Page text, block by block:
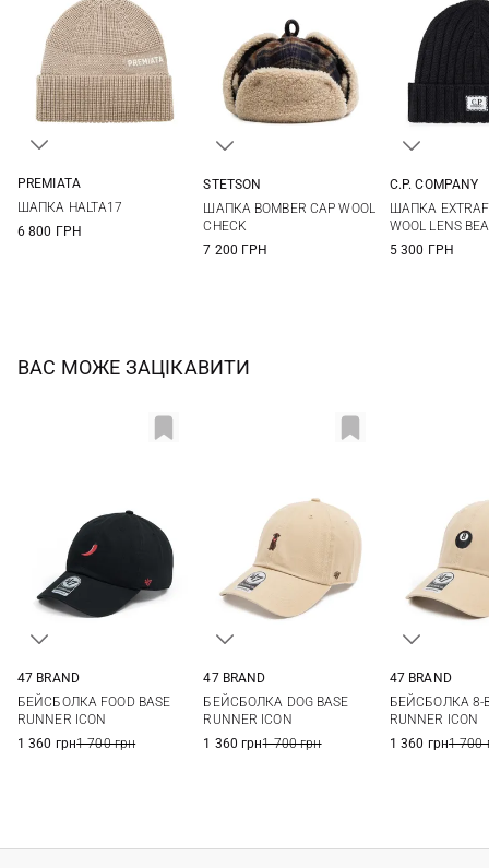
PREMIATA
ШАПКА HALTA17
6 800 ГРН
STETSON
ШАПКА BOMBER CAP WOOL
CHECK
7 200 ГРН
C.P. COMPANY
ШАПКА
WOOL LENS
5 300 ГРН
ВАС МОЖЕ ЗАЦІКАВИТИ
47 BRAND
БЕЙСБОЛКА FOOD BASE
RUNNER ICON
1 360 грн1 700 грн
47 BRAND
БЕЙСБОЛКА DOG BASE
RUNNER ICON
1 360 грн1 700 грн
47 BRAND
БЕЙСБОЛКА 8-
RUNNER ICON
1 360 грн1 700